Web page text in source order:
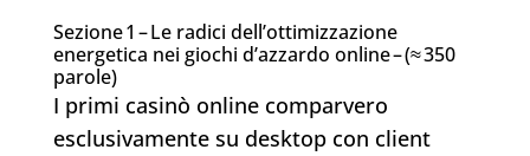
Sezione 1 – Le radici dell’ottimizzazione
energetica nei giochi d’azzardo online – (≈ 350
parole)
I primi casinò online comparvero
esclusivamente su desktop con client